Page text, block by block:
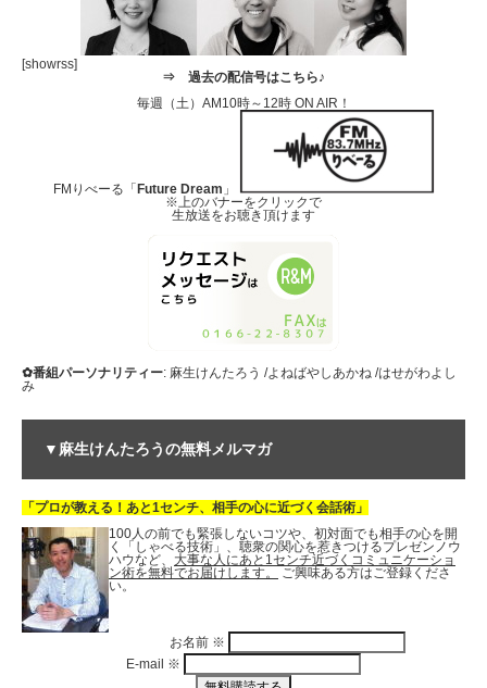
[showrss]
⇒ 過去の配信号はこちら♪
毎週（土）AM10時～12時 ON AIR！
FMりべーる「 Future Dream 」
※上のバナーをクリックで
生放送をお聴き頂けます
✿番組パーソナリティー: 麻生けんたろう /よねばやしあかね /はせがわよし
み
▼麻生けんたろうの無料メルマガ
「プロが教える！あと1センチ、相手の心に近づく会話術」
100人の前でも緊張しないコツや、初対面でも相手の心を開
く「しゃべる技術」、聴衆の関心を惹きつけるプレゼンノウ
ハウなど、 大事な人にあと1センチ近づくコミュニケーショ
ン術を無料でお届けします。
ご興味ある方はご登録くださ
い。
お名前 ※
E-mail ※